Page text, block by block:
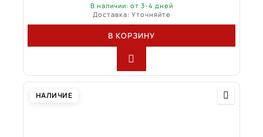
В наличии: от 3-4 дней
Доставка: Уточняйте
В КОРЗИНУ
НАЛИЧИЕ